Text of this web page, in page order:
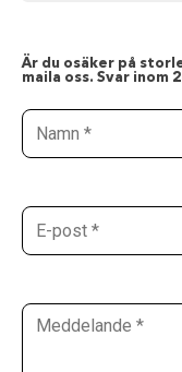
Är du osäker på
maila oss. Svar inom